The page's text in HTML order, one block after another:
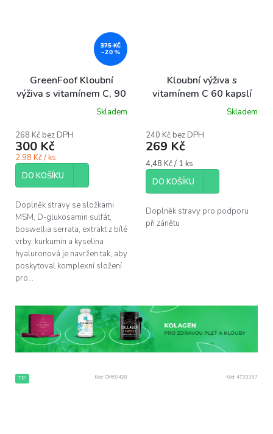
375 KČ
–20 %
GreenFoof Kloubní
výživa s vitamínem C, 90
Skladem
268 Kč bez DPH
300 Kč
2.98 Kč / ks
DO KOŠÍKU
Doplněk stravy se složkami
MSM, D-glukosamin sulfát,
boswellia serrata, extrakt z bílé
vrby, kurkumin a kyselina
hyaluronová je navržen tak, aby
poskytoval komplexní složení
pro...
Kloubní výživa s
vitamínem C 60 kapslí
produktu
je
z
hvězdiček.
Skladem
240 Kč bez DPH
269 Kč
Měrná
cena:
4,48 Kč / 1 ks
DO KOŠÍKU
Doplněk stravy pro podporu
při zánětu
TIP Kód: OM69428 Kód: 4733367